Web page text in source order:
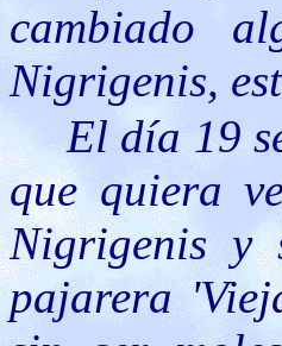
cambiado
Nigrigenis,
El día 19
que quiera
Nigrigenis y
pajarera